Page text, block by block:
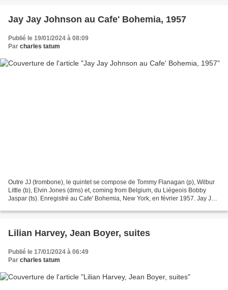
Jay Jay Johnson au Cafe' Bohemia, 1957
Publié le 19/01/2024 à 08:09
Par charles tatum
Outre JJ (trombone), le quintet se compose de Tommy Flanagan (p), Wilbur
Little (b), Elvin Jones (dms) et, coming from Belgium, du Liégeois Bobby
Jaspar (ts). Enregistré au Cafe' Bohemia, New York, en février 1957. Jay Jay
Lilian Harvey, Jean Boyer, suites
Publié le 17/01/2024 à 06:49
Par charles tatum